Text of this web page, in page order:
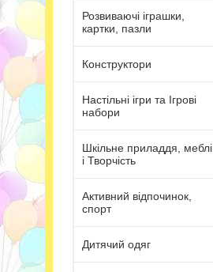
Розвиваючі іграшки,
картки, пазли
Конструктори
Настільні ігри та Ігрові
набори
Шкільне приладдя, меблі
і Творчість
Активний відпочинок,
спорт
Дитячий одяг